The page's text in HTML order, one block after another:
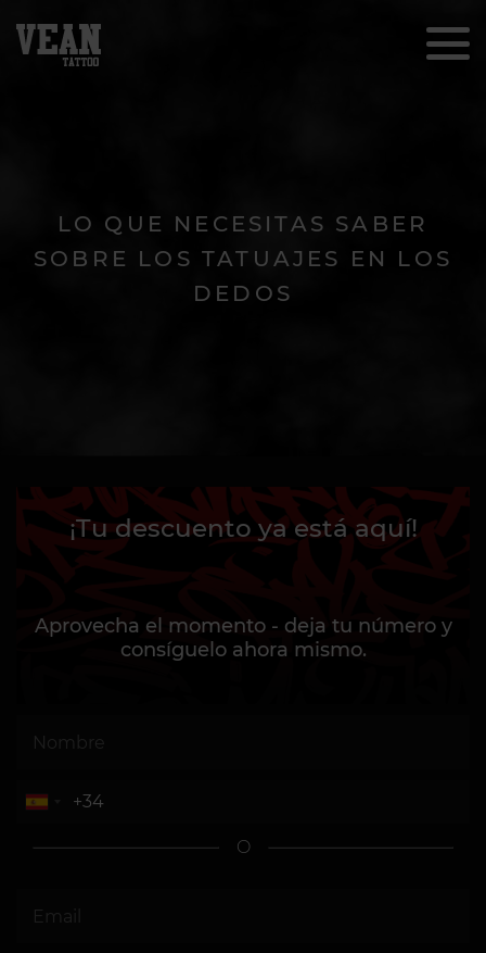
LO QUE NECESITAS SABER
SOBRE LOS TATUAJES EN LOS
DEDOS
¡Tu descuento ya está aquí!
Aprovecha el momento - deja tu número y
consíguelo ahora mismo.
O